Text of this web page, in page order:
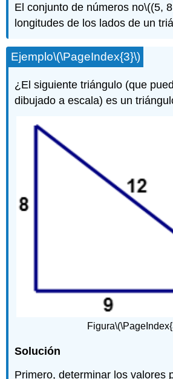
El conjunto de números no\((5,
longitudes de los lados de un
Ejemplo\(\PageIndex{3}\)
¿El siguiente triángulo (que
dibujado a escala) es un
Figura
Solución
Primero, determinar los valores